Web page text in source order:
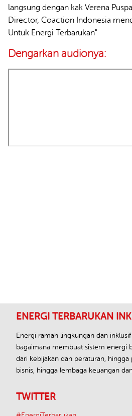
langsung dengan kak Verena
Director, Coaction Indonesia
Untuk Energi Terbarukan"
Dengarkan audionya:
ENERGI TERBARUKAN
Energi ramah lingkungan dan
bagaimana membuat sistem energi
dari kebijakan dan peraturan,
bisnis, hingga lembaga keuangan
TWITTER